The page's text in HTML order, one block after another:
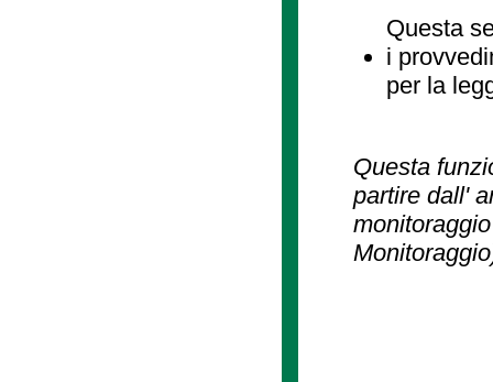
Questa
i
per la
Questa
partire dall'